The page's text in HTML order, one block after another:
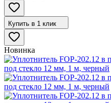
Купить в 1 клик
Новинка